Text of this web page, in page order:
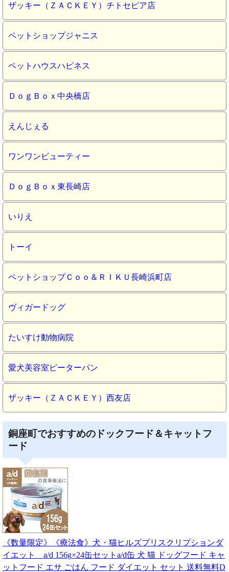
ザッキー（ＺＡＣＫＥＹ）チトセピア店
ペットショップジャニス
ペットハウスハピネス
ＤｏｇＢｏｘ中央橋店
えんじぇる
ワンワンビューティー
ＤｏｇＢｏｘ東長崎店
いりえ
トーイ
ペットショップＣｏｏ＆ＲＩＫＵ長崎浜町店
ヴィガードッグ
たいすけ動物病院
愛犬美容室ピーターパン
ザッキー（ＺＡＣＫＥＹ）西友店
銅座町でおすすめのドックフード＆キャットフ
ード
《数量限定》《療法食》犬・猫ヒルズプリスクリプションダ
イエット a/d 156g×24缶セットa/d缶 犬 猫 ドッグフード キャ
ットフード エサ ごはん フード ダイエット セット 送料無料D